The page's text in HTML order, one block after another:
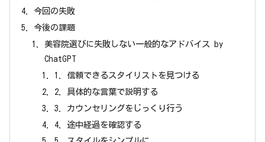
今回の失敗
今後の課題
美容院選びに失敗しない一般的なアドバイス by
ChatGPT
1. 信頼できるスタイリストを見つける
2. 具体的な言葉で説明する
3. カウンセリングをじっくり行う
4. 途中経過を確認する